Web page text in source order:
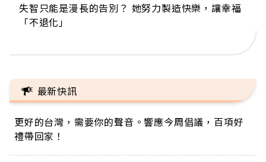
失智只能是漫長的告別？ 她努力製造快樂，讓幸福
「不退化」
來自剛果的巧克力神父 為台灣奉獻36年 「台灣是我
的家，我連作夢都講台語！」
63歲卸矽谷副總、搬回台灣找快樂！「蛋黃哥小
丑」走進安養院，逗樂上萬爺奶：退休後才開始真
104歲打破金氏世界紀錄 成為全球最年長羽球選
手，分享長壽的秘密原來是「這個」
事業巔峰他選擇追夢…黑手阿伯拉小提琴還登上小
巨蛋！連CNN都大讚！
最新快訊
更好的台灣，需要你的聲音。響應今周倡議，百項好
禮帶回家！